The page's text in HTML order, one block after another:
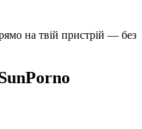
на твій пристрій — без